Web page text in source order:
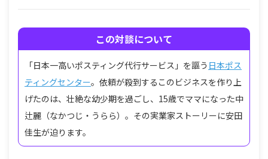
この対談について
「日本一高いポスティング代行サービス」を謳う 日本ポス
ティングセンター。依頼が殺到するこのビジネスを作り上
げたのは、壮絶な幼少期を過ごし、15歳でママになった中
辻麗（なかつじ・うらら）。その実業家ストーリーに安田
佳生が迫ります。